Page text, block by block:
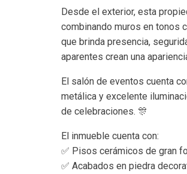
Desde el exterior, esta
combinando muros en tonos
que brinda presencia,
aparentes crean una
El salón de eventos cuenta
metálica y excelente
de celebraciones. 🎊
El inmueble cuenta con:
✅ Pisos cerámicos de gran
✅ Acabados en piedra